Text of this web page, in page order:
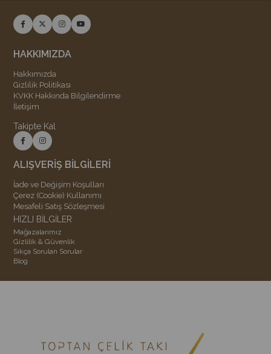
HAKKIMIZDA
Hakkımızda
Gizlilik Politikası
KVKK Hakkında Bilgilendirme
İletişim
Takipte Kal
ALIŞVERİŞ BİLGİLERİ
İade ve Değişim Koşulları
Çerez (Cookie) Kullanımı
Mesafeli Satış Sözleşmesi
HIZLI BİLGİLER
Mağazalarımız
Gizlilik & Güvenlik
Sıkça Sorulan Sorular
Blog